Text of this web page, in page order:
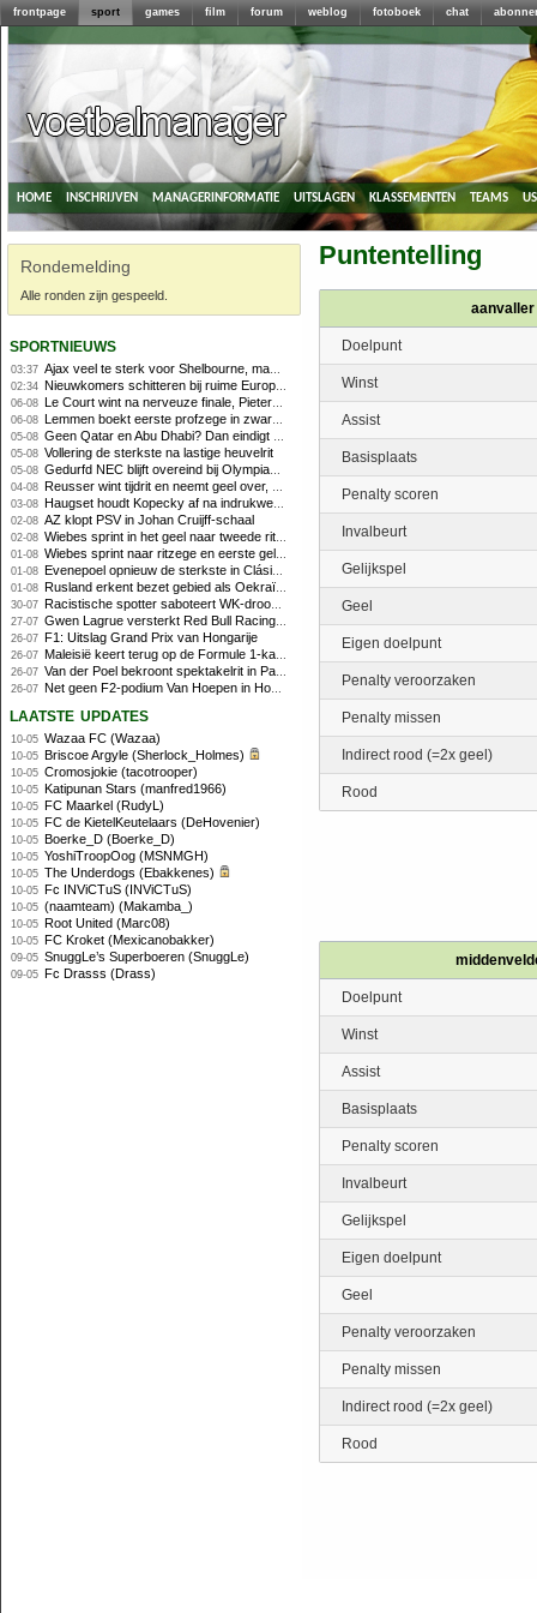
frontpage sport games film forum weblog fotoboek chat
home inschrijven managerinformatie uitslagen klassementen teams
Rondemelding
Alle ronden zijn gespeeld.
sportnieuws
03:37 Ajax veel te sterk voor Shelbourne, maar houdt schade beperkt
02:34 Nieuwkomers schitteren bij ruime Europese zege FC Twente
06-08 Le Court wint na nerveuze finale, Pieterse derde
06-08 Lemmen boekt eerste profzege in zware Ronde van Polen-rit
05-08 Geen Qatar en Abu Dhabi? Dan eindigt Formule 1-seizoen mogelijk in Europa
05-08 Vollering de sterkste na lastige heuvelrit
05-08 Gedurfd NEC blijft overeind bij Olympiakos
04-08 Reusser wint tijdrit en neemt geel over, Nooijen knap tweede
03-08 Haugset houdt Kopecky af na indrukwekkende solo van 86 kilometer
02-08 AZ klopt PSV in Johan Cruijff-schaal
02-08 Wiebes sprint in het geel naar tweede ritzege
01-08 Wiebes sprint naar ritzege en eerste gele trui in Tour Femmes
01-08 Evenepoel opnieuw de sterkste in Clásica San Sebastián
01-08 Rusland erkent bezet gebied als Oekraïens voor opheffing IOC-schorsing
30-07 Racistische spotter saboteert WK-droom van powerliftster
27-07 Gwen Lagrue versterkt Red Bull Racing vanaf 2027
26-07 F1: Uitslag Grand Prix van Hongarije
26-07 Maleisië keert terug op de Formule 1-kalender in 2026
26-07 Van der Poel bekroont spektakelrit in Parijs met nipte zege; eindzege Pogacar
26-07 Net geen F2-podium Van Hoepen in Hongarije, Leon maakt indruk
laatste updates
10-05 Wazaa FC (Wazaa)
10-05 Briscoe Argyle (Sherlock_Holmes)
10-05 Cromosjokie (tacotrooper)
10-05 Katipunan Stars (manfred1966)
10-05 FC Maarkel (RudyL)
10-05 FC de KietelKeutelaars (DeHovenier)
10-05 Boerke_D (Boerke_D)
10-05 YoshiTroopOog (MSNMGH)
10-05 The Underdogs (Ebakkenes)
10-05 Fc INViCTuS (INViCTuS)
10-05 (naamteam) (Makamba_)
10-05 Root United (Marc08)
10-05 FC Kroket (Mexicanobakker)
09-05 SnuggLe’s Superboeren (SnuggLe)
09-05 Fc Drasss (Drass)
Puntentelling
aanvaller
Doelpunt
Winst
Assist
Basisplaats
Penalty scoren
Invalbeurt
Gelijkspel
Geel
Eigen doelpunt
Penalty veroorzaken
Penalty missen
Indirect rood (=2x geel)
Rood
Doelpunt
Winst
Assist
Basisplaats
Penalty scoren
Invalbeurt
Gelijkspel
Eigen doelpunt
Geel
Penalty veroorzaken
Penalty missen
Indirect rood (=2x geel)
Rood